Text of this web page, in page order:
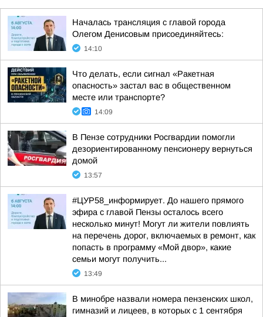
Началась трансляция с главой города
Олегом Денисовым присоединяйтесь:
14:10
Что делать, если сигнал «Ракетная
опасность» застал вас в общественном
месте или транспорте?
14:09
В Пензе сотрудники Росгвардии помогли
дезориентированному пенсионеру вернуться
домой
13:57
#ЦУР58_информирует. До нашего прямого
эфира с главой Пензы осталось всего
несколько минут! Могут ли жители повлиять
на перечень дорог, включаемых в ремонт, как
попасть в программу «Мой двор», какие
семьи могут получить...
13:49
В минобре назвали номера пензенских школ,
гимназий и лицеев, в которых с 1 сентября